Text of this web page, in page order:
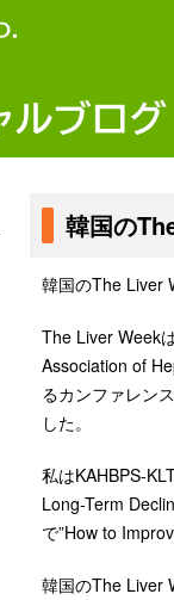
韓国の
韓国のThe Liver
The Liver Week
Association of
るカンファレン
した。
私はKAHBPS-
Long-Term
で”How to
韓国のThe Liver